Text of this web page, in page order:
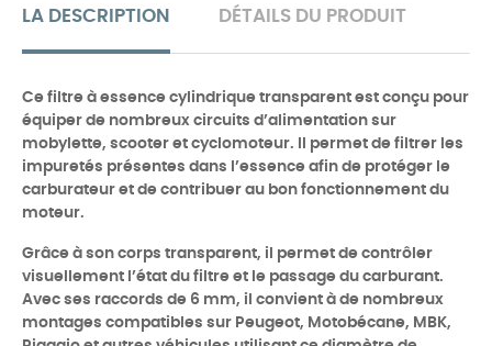
LA DESCRIPTION DÉTAILS DU PRODUIT
Ce filtre à essence cylindrique transparent est conçu pour
équiper de nombreux circuits d’alimentation sur
mobylette, scooter et cyclomoteur. Il permet de filtrer les
impuretés présentes dans l’essence afin de protéger le
carburateur et de contribuer au bon fonctionnement du
moteur.
Grâce à son corps transparent, il permet de contrôler
visuellement l’état du filtre et le passage du carburant.
Avec ses raccords de 6 mm, il convient à de nombreux
montages compatibles sur Peugeot, Motobécane, MBK,